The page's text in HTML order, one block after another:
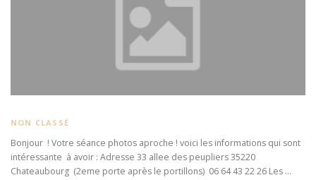
NON CLASSÉ
Bonjour ! Votre séance photos aproche ! voici les informations qui sont
intéressante à avoir : Adresse 33 allee des peupliers 35220
Chateaubourg (2eme porte après le portillons) 06 64 43 22 26 Les …